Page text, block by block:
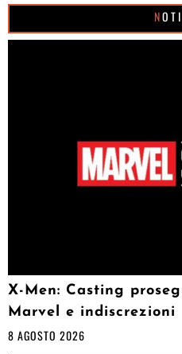
X-Men: Casting
Marvel e indiscrezioni
8 AGOSTO 2026